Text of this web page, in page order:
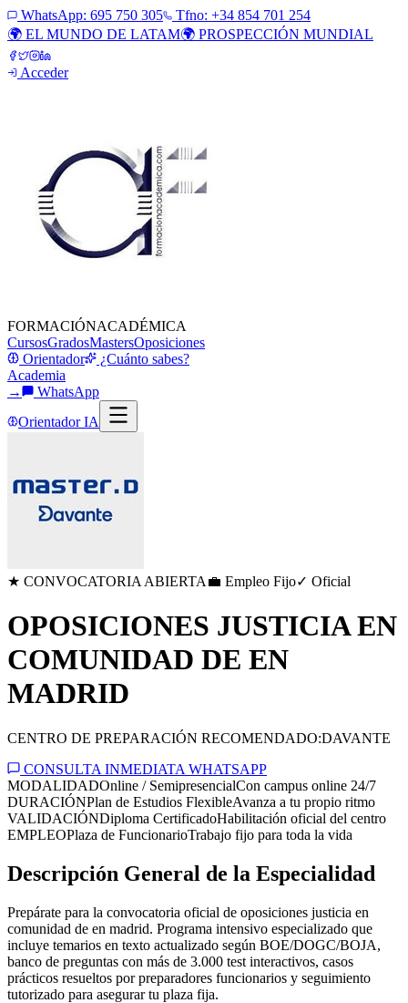
WhatsApp: 695 750 305
Tfno: +34 854 701 254
🌍 EL MUNDO DE LATAM🌍 PROSPECCIÓN MUNDIAL
Acceder
FORMACIÓNACADÉMICA
CursosGradosMastersOposiciones
Orientador
¿Cuánto sabes?
Academia
→
WhatsApp
Orientador IA
★ CONVOCATORIA ABIERTA 💼 Empleo Fijo✓ Oficial
OPOSICIONES JUSTICIA EN
COMUNIDAD DE EN
MADRID
CENTRO DE PREPARACIÓN RECOMENDADO:DAVANTE
CONSULTA INMEDIATA WHATSAPP
MODALIDADOnline / SemipresencialCon campus online 24/7
DURACIÓNPlan de Estudios FlexibleAvanza a tu propio ritmo
VALIDACIÓNDiploma CertificadoHabilitación oficial del centro
EMPLEOPlaza de FuncionarioTrabajo fijo para toda la vida
Descripción General de la Especialidad
Prepárate para la convocatoria oficial de oposiciones justicia en
comunidad de en madrid. Programa intensivo especializado que
incluye temarios en texto actualizado según BOE/DOGC/BOJA,
banco de preguntas con más de 3.000 test interactivos, casos
prácticos resueltos por preparadores funcionarios y seguimiento
tutorizado para asegurar tu plaza fija.